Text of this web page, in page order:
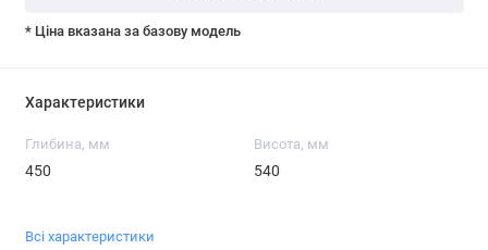
* Ціна вказана за базову модель
Характеристики
Глибина, мм
450
Висота, мм
540
Всі характеристики